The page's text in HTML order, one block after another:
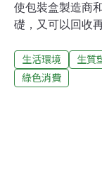
使包裝盒製造商
礎，又可以回收
發絕大部份的綠
「綠」包裝方式
生活環境 生質
綠色消費